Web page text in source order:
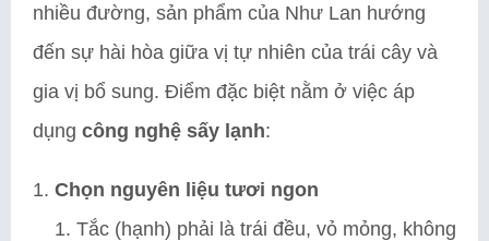
nhiều đường, sản phẩm của Như Lan hướng
đến sự hài hòa giữa vị tự nhiên của trái cây và
gia vị bổ sung. Điểm đặc biệt nằm ở việc áp
dụng công nghệ sấy lạnh:
Chọn nguyên liệu tươi ngon
Tắc (hạnh) phải là trái đều, vỏ mỏng, không